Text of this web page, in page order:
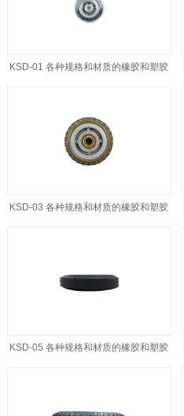
KSD-01 各种规格和材质的橡胶和塑胶
KSD-03 各种规格和材质的橡胶和塑胶
KSD-05 各种规格和材质的橡胶和塑胶